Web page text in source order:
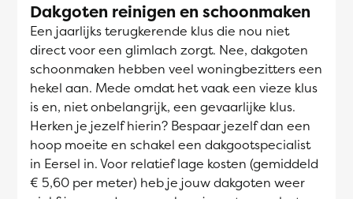
Dakgoten reinigen en schoonmaken
Een jaarlijks terugkerende klus die nou niet
direct voor een glimlach zorgt. Nee, dakgoten
schoonmaken hebben veel woningbezitters een
hekel aan. Mede omdat het vaak een vieze klus
is en, niet onbelangrijk, een gevaarlijke klus.
Herken je jezelf hierin? Bespaar jezelf dan een
hoop moeite en schakel een dakgootspecialist
in Eersel in. Voor relatief lage kosten (gemiddeld
€ 5,60 per meter) heb je jouw dakgoten weer